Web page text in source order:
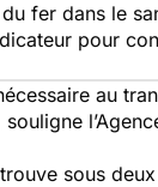
fer dans le
pour
au
souligne
sous